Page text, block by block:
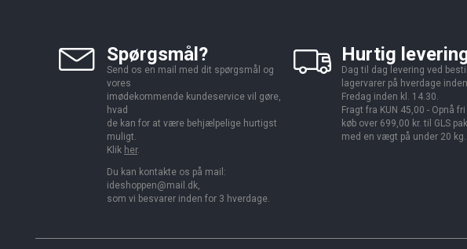
Spørgsmål?
Send os en mail med dit spørgsmål og
vores
imødekommende kundeservice vil gøre,
hvad
de kan for at være behjælpelige hurtigst
muligt.
Klik her.
Du kan kontakte os på mail:
ideshoppen@mail.dk,
som vi besvarer inden for 3 hverdage.
Hurtig
Dag til dag levering ved
lagervarer på hverdage
Fredag inden kl. 14.30.
Fragt fra KUN 45,00 - Opnå
køb over 699,00 kr. til GLS
med en vægt på under 20 kg.